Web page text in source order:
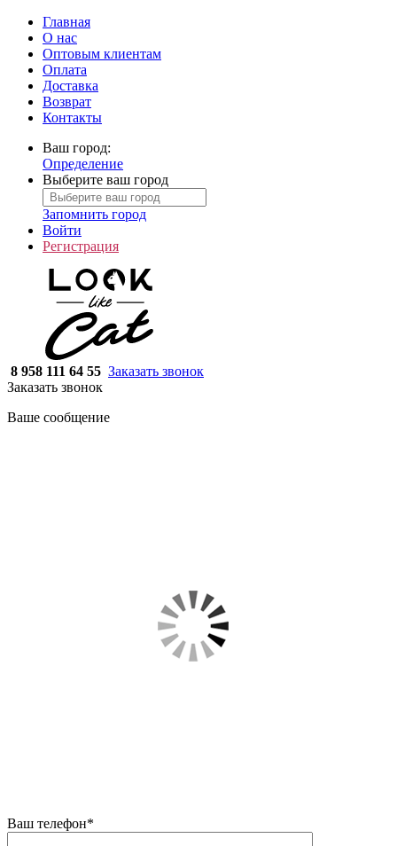
Главная
О нас
Оптовым клиентам
Оплата
Доставка
Возврат
Контакты
Ваш город:
Определение
Выберите ваш город
Запомнить город
Войти
Регистрация
8 958 111 64 55 Заказать звонок
Заказать звонок
Ваше сообщение
Ваш телефон*